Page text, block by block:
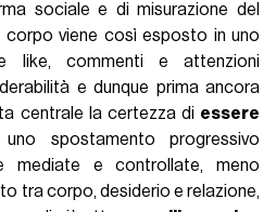
sociale e di misurazione del
viene così esposto in uno
like, commenti e attenzioni
e dunque prima ancora
centrale la certezza di essere
spostamento progressivo
mediate e controllate, meno
tra corpo, desiderio e relazione,